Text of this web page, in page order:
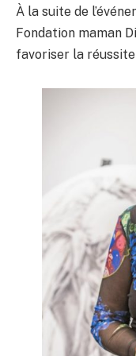
À la suite de
Fondation maman
favoriser la